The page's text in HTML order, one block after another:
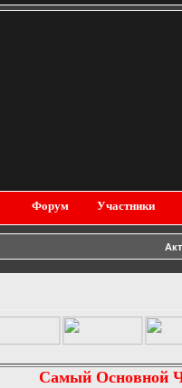
Форум Участники
Самый Основной